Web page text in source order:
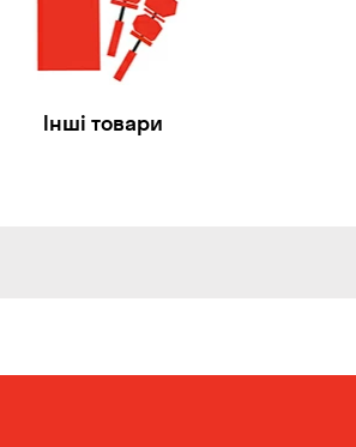
Інші товари